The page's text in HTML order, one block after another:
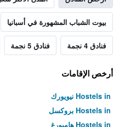
بيوت الشباب المشهورة في أسبانيا
فنادق 4 نجمة فنادق 5 نجمة
أرخص الإقامات
Hostels in نيويورك
Hostels in بروكسل
Hostels in هامبورغ